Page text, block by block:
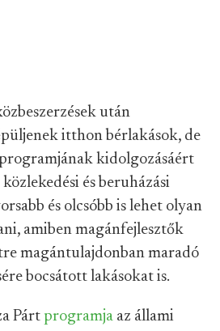
után
itthon bérlakások, de
kidolgozásáért
és beruházási
és olcsóbb is lehet olyan
amiben magánfejlesztők
magántulajdonban maradó
bocsátott lakásokat is.
Párt programja az állami